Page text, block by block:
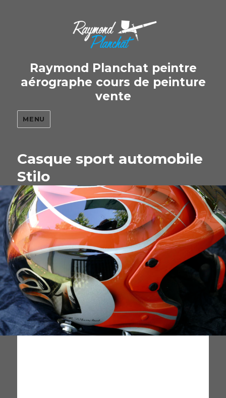
Raymond Planchat peintre
aérographe cours de peinture
vente
MENU
Casque sport automobile
Stilo